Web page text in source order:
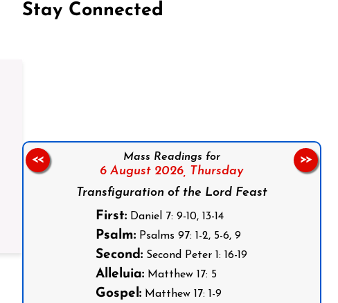
Stay Connected
Mass Readings for
6 August 2026, Thursday
Transfiguration of the Lord Feast
First: Daniel 7: 9-10, 13-14
Psalm: Psalms 97: 1-2, 5-6, 9
Second: Second Peter 1: 16-19
Alleluia: Matthew 17: 5
Gospel: Matthew 17: 1-9
<< >>